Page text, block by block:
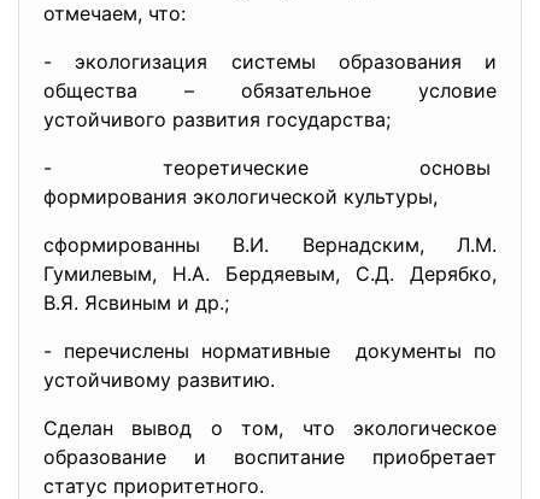
отмечаем, что:
- экологизация системы образования и
общества – обязательное условие
устойчивого развития государства;
- теоретические основы
формирования экологической культуры,
сформированны В.И. Вернадским, Л.М.
Гумилевым, Н.А. Бердяевым, С.Д. Дерябко,
В.Я. Ясвиным и др.;
- перечислены нормативные документы по
устойчивому развитию.
Сделан вывод о том, что экологическое
образование и воспитание приобретает
статус приоритетного.